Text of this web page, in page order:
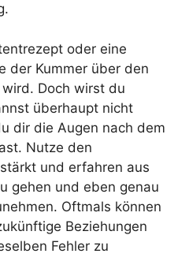
oder eine
der Kummer über den
Doch wirst du
überhaupt nicht
dir die Augen nach dem
Nutze den
und erfahren aus
gehen und eben genau
Oftmals können
Beziehungen
Fehler zu